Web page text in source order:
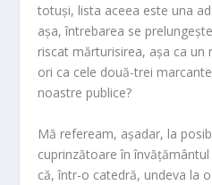
totuși, lista aceea este una
așa, întrebarea se
riscat mărturisirea, așa ca un
ori ca cele două-trei
noastre publice?
Mă refeream, așadar, la
cuprinzătoare în
că, într-o catedră, undeva la